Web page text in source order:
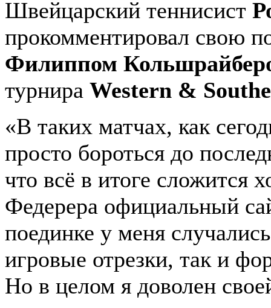
Швейцарский теннисист
прокомментировал свою
Филиппом
турнира Western &
«В таких матчах, как
просто бороться до
что всё в итоге сложится
Федерера официальный
поединке у меня
игровые отрезки, так и
Но в целом я доволен